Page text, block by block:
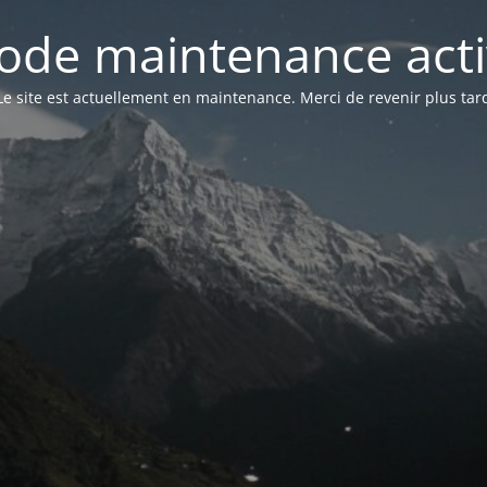
maintenance
site est actuellement en maintenance. Merci de revenir plus